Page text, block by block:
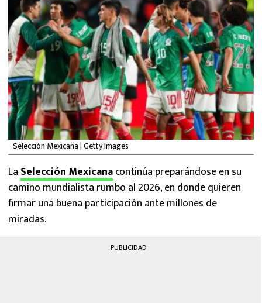
FUTBOL ESTUFA
FÓRMULA 1
BOXEO
LIGA MX
NFL
Selección Mexicana | Getty Images
La Selección Mexicanacontinúa preparándose en su
camino mundialista rumbo al 2026, en donde quieren
firmar una buena participación ante millones de
miradas.
PUBLICIDAD